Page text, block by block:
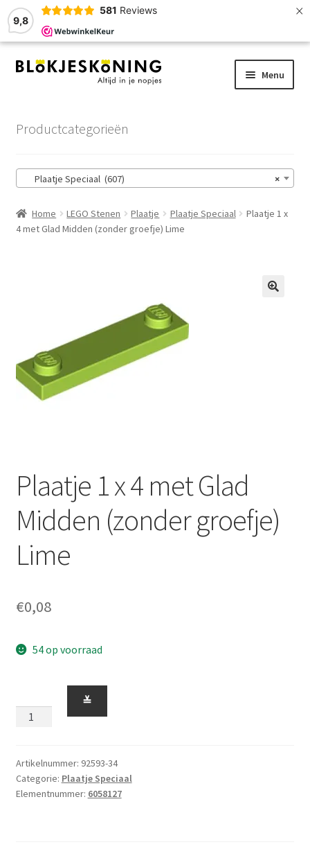
9,8
581 Reviews ×
Ga
Ga
Menu
Winkelmand
Afrekenen
Productcategorieën
×
Plaatje Speciaal (607)
Home LEGO Stenen Plaatje Plaatje Speciaal
Plaatje 1 x
4 met Glad Midden (zonder groefje) Lime
Plaatje 1 x 4 met Glad
Midden (zonder groefje)
Lime
€0,08
54 op voorraad
1
met
Glad
Midden
≚
Artikelnummer: 92593-34
Categorie: Plaatje Speciaal
Elementnummer: 6058127